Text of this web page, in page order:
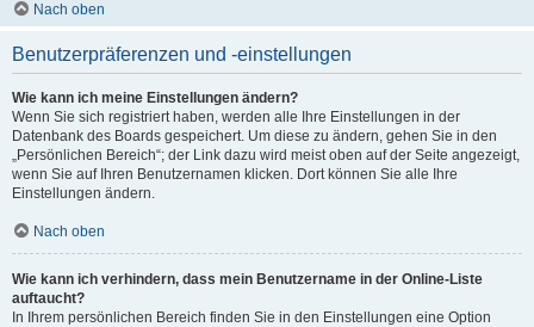
Nach oben
Benutzerpräferenzen und -einstellungen
Wie kann ich meine Einstellungen ändern?
Wenn Sie sich registriert haben, werden alle Ihre Einstellungen in der
Datenbank des Boards gespeichert. Um diese zu ändern, gehen Sie in den
„Persönlichen Bereich“; der Link dazu wird meist oben auf der Seite angezeigt,
wenn Sie auf Ihren Benutzernamen klicken. Dort können Sie alle Ihre
Einstellungen ändern.
Nach oben
Wie kann ich verhindern, dass mein Benutzername in der Online-Liste
auftaucht?
In Ihrem persönlichen Bereich finden Sie in den Einstellungen eine Option